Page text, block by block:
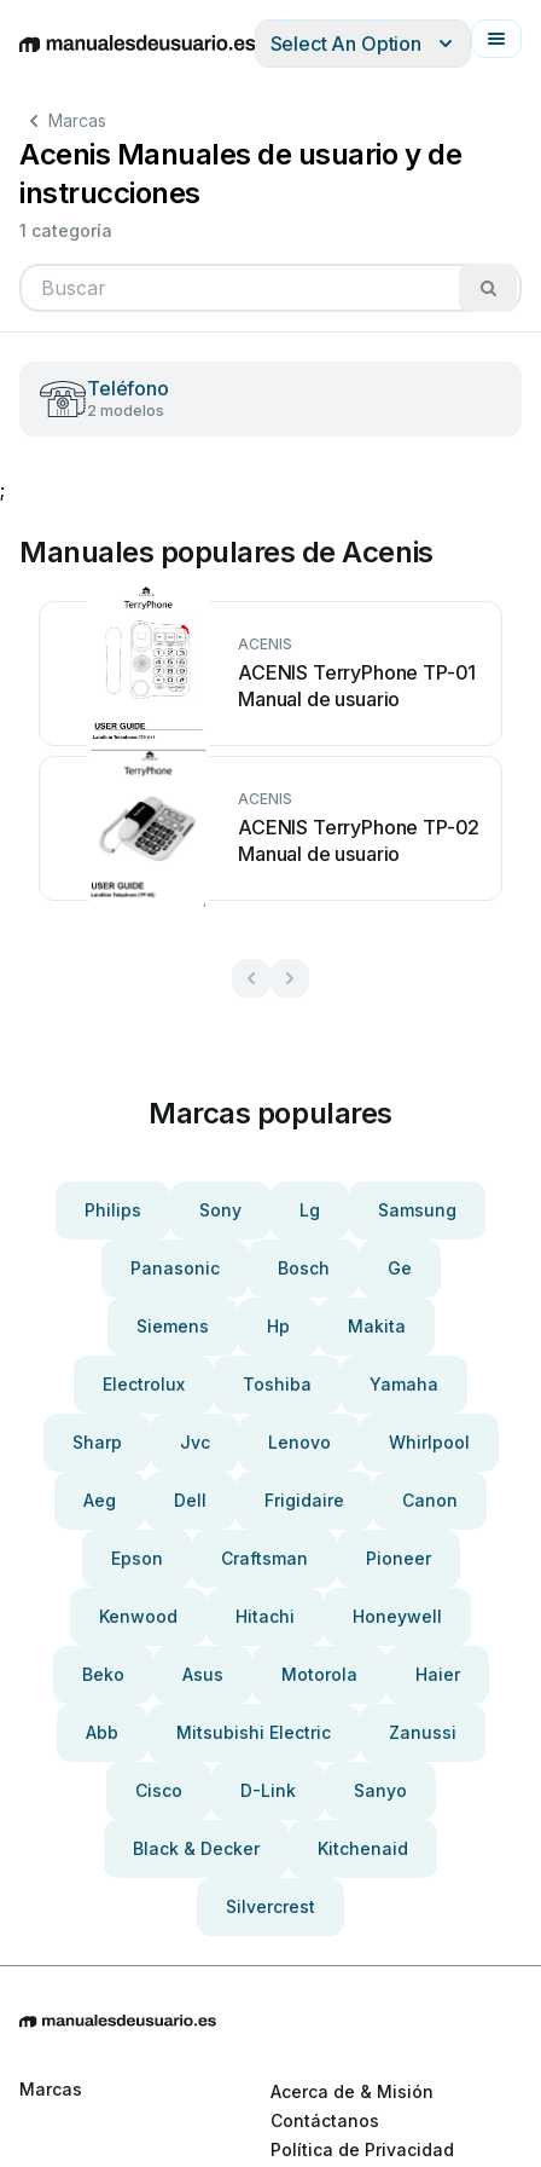
EnglishDeutschEspañolItalianoFrançais
Select An Option
Marcas
Acenis Manuales de usuario y de
instrucciones
1 categoría
Teléfono
2 modelos
;
Manuales populares de Acenis
ACENIS
ACENIS TerryPhone TP-01
Manual de usuario
ACENIS
ACENIS TerryPhone TP-02
Manual de usuario
Marcas populares
Philips Sony Lg Samsung
Panasonic Bosch Ge
Siemens Hp Makita
Electrolux Toshiba Yamaha
Sharp Jvc Lenovo Whirlpool
Aeg Dell Frigidaire Canon
Epson Craftsman Pioneer
Kenwood Hitachi Honeywell
Beko Asus Motorola Haier
Abb Mitsubishi Electric Zanussi
Cisco D-Link Sanyo
Black & Decker Kitchenaid
Silvercrest
Marcas
Acerca de & Misión
Contáctanos
Política de Privacidad